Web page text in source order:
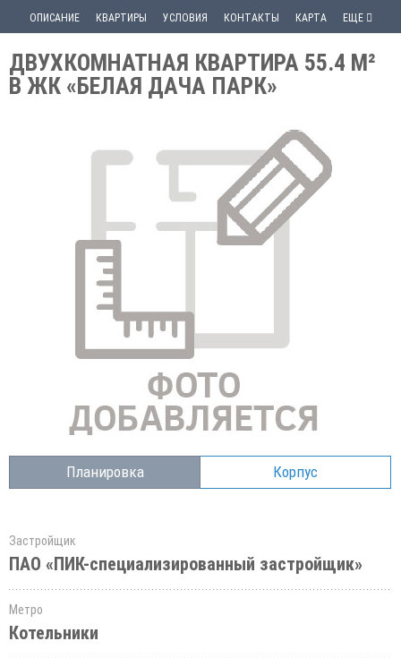
ОПИСАНИЕ КВАРТИРЫ УСЛОВИЯ КОНТАКТЫ КАРТА ЕЩЕ
ДВУХКОМНАТНАЯ КВАРТИРА 55.4 М²
В ЖК «БЕЛАЯ ДАЧА ПАРК»
Планировка Корпус
Застройщик
ПАО «ПИК-специализированный застройщик»
Метро
Котельники